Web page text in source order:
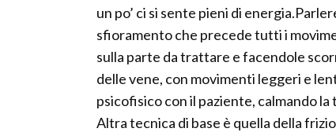
un po’ ci si sente pieni di
sfioramento che precede tutti i
sulla parte da trattare e facendole
delle vene, con movimenti leggeri e
psicofisico con il paziente, calmando la
Altra tecnica di base è quella della